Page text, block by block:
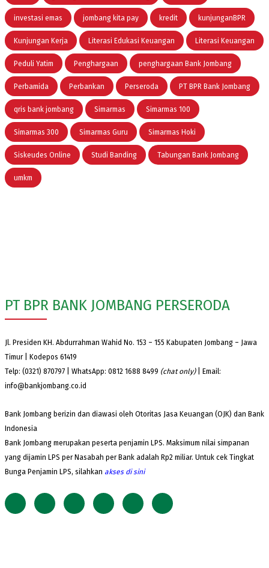
investasi emas jombang kita pay kredit kunjunganBPR
Kunjungan Kerja Literasi Edukasi Keuangan Literasi Keuangan
Peduli Yatim Penghargaan penghargaan Bank Jombang
Perbamida Perbankan Perseroda PT BPR Bank Jombang
qris bank jombang Simarmas Simarmas 100
Simarmas 300 Simarmas Guru Simarmas Hoki
Siskeudes Online Studi Banding Tabungan Bank Jombang
umkm
PT BPR BANK JOMBANG PERSERODA
Jl. Presiden KH. Abdurrahman Wahid No. 153 – 155 Kabupaten Jombang – Jawa
Timur | Kodepos 61419
Telp: (0321) 870797 | WhatsApp: 0812 1688 8499 (chat only)| Email:
info@bankjombang.co.id
Bank Jombang berizin dan diawasi oleh Otoritas Jasa Keuangan (OJK) dan Bank
Indonesia
Bank Jombang merupakan peserta penjamin LPS. Maksimum nilai simpanan
yang dijamin LPS per Nasabah per Bank adalah Rp2 miliar. Untuk cek Tingkat
Bunga Penjamin LPS, silahkan akses di sini